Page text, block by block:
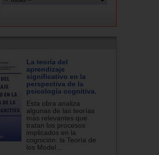
La teoría del
aprendizaje
significativo en la
perspectiva de la
psicología cognitiva.
Esta obra analiza
algunas de las teorías
más relevantes que
tratan los procesos
implicados en la
cognición: la Teoría de
los Model...